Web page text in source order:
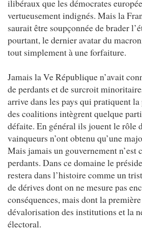
ilibéraux que les démocrates
vertueusement indignés. Mais la
saurait être soupçonnée de brader
pourtant, le dernier avatar du
tout simplement à une forfaiture.
Jamais la Ve République n’avait
de perdants et de surcroit
arrive dans les pays qui pratiquent
des coalitions intègrent quelque
défaite. En général ils jouent le rôle
vainqueurs n’ont obtenu qu’une
Mais jamais un gouvernement n’est
perdants. Dans ce domaine le
restera dans l’histoire comme un
de dérives dont on ne mesure pas
conséquences, mais dont la
dévalorisation des institutions et la
électoral.